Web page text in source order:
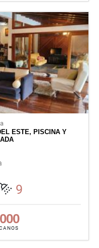
ESTE, PISCINA Y
9